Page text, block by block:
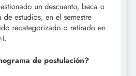
un descuento, beca o
de estudios, en el semestre
recategorizado o retirado en
I.
de postulación?